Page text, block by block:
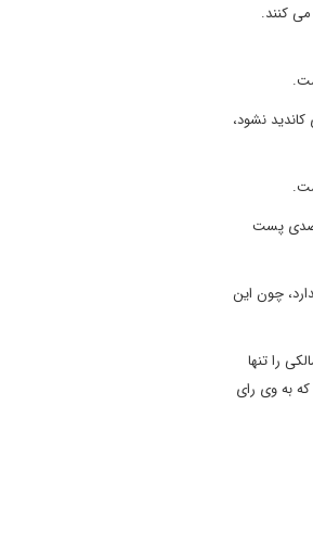
کنند.
نشود،
تصدی پست
چون این
را تنها
به وی رای